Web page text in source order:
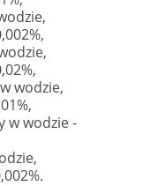
wodzie,
w wodzie -